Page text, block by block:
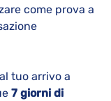
come prova a
tuo arrivo a
7 giorni di